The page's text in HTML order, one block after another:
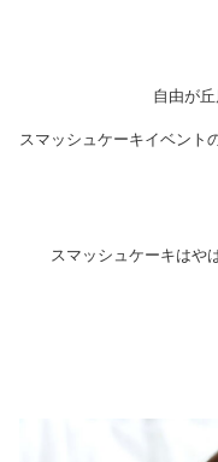
自由が
スマッシュケーキイベント
スマッシュケーキはや